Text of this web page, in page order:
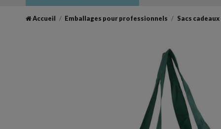
Accueil Emballages pour professionnels Sacs